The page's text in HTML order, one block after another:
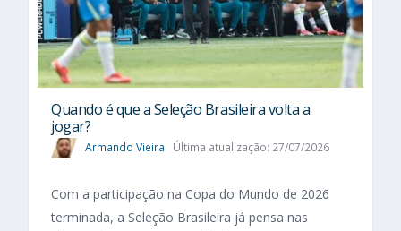
Quando é que a Seleção Brasileira volta a
jogar?
Armando Vieira Última atualização: 27/07/2026
Com a participação na Copa do Mundo de 2026
terminada, a Seleção Brasileira já pensa nas